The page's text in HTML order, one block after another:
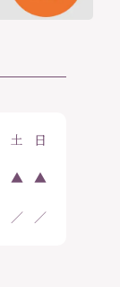
土 日
▲ ▲
／ ／